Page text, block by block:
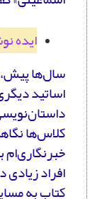
ایده
سال‌ها پیش،
اساتید
کلاس‌ها
افراد
کتاب به